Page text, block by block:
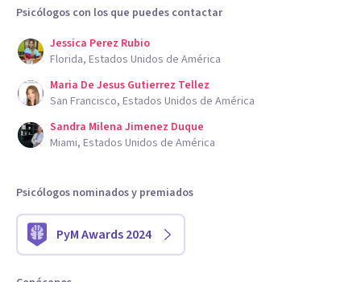
Psicólogos con los que puedes contactar
Jessica Perez Rubio
Florida, Estados Unidos de América
Maria De Jesus Gutierrez Tellez
San Francisco, Estados Unidos de América
Sandra Milena Jimenez Duque
Miami, Estados Unidos de América
Psicólogos nominados y premiados
PyM Awards 2024